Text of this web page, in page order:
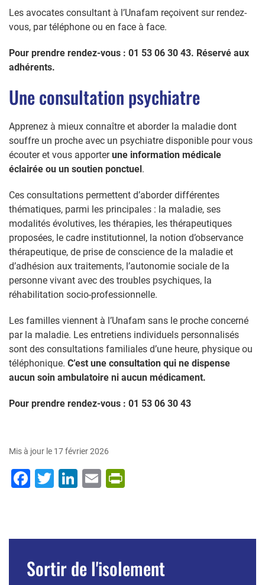
Les avocates consultant à l’Unafam reçoivent sur rendez-
vous, par téléphone ou en face à face.
Pour prendre rendez-vous : 01 53 06 30 43. Réservé aux
adhérents.
Une consultation psychiatre
Apprenez à mieux connaître et aborder la maladie dont
souffre un proche avec un psychiatre disponible pour vous
écouter et vous apporterune information médicale
éclairée ou un soutien ponctuel.
Ces consultations permettent d’aborder différentes
thématiques, parmi les principales : la maladie, ses
modalités évolutives, les thérapies, les thérapeutiques
proposées, le cadre institutionnel, la notion d’observance
thérapeutique, de prise de conscience de la maladie et
d’adhésion aux traitements, l’autonomie sociale de la
personne vivant avec des troubles psychiques, la
réhabilitation socio-professionnelle.
Les familles viennent à l’Unafam sans le proche concerné
par la maladie. Les entretiens individuels personnalisés
sont des consultations familiales d’une heure, physique ou
téléphonique. C’est une consultation qui ne dispense
aucun soin ambulatoire ni aucun médicament.
Pour prendre rendez-vous : 01 53 06 30 43
Mis à jour le 17 février 2026
Facebook
Twitter
LinkedIn
Email
principal
Sortir de l'isolement